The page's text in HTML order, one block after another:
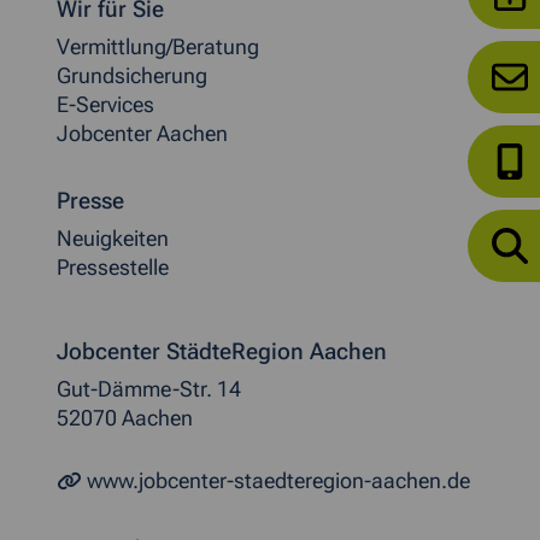
Wir für Sie
Vermittlung/Beratung
Grundsicherung
E-Services
Jobcenter Aachen
Presse
Neuigkeiten
Pressestelle
Jobcenter StädteRegion Aachen
Gut-Dämme-Str. 14
52070 Aachen
www.jobcenter-staedteregion-aachen.de